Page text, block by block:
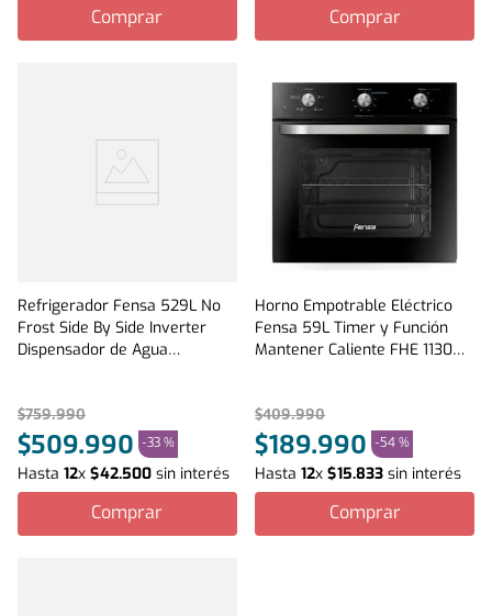
Comprar Comprar
Refrigerador Fensa 529L No
Frost Side By Side Inverter
Dispensador de Agua
$759.990
$509.990 -33 %
Hasta 12x $42.500 sin interés
Comprar
Horno Empotrable Eléctrico
Fensa 59L Timer y Función
Mantener Caliente FHE 1130M
$409.990
$189.990 -54 %
Hasta12x$15.833 sin interés
Comprar